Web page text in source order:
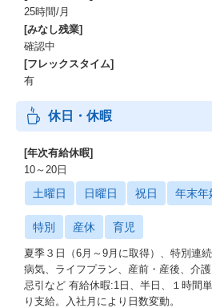
25時間/月
[みなし残業]
確認中
[フレックスタイム]
有
休日・休暇
[年次有給休暇]
10～20日
土曜日 日曜日 祝日 年末年
特別 産休 育児
夏季３日（6月～9月に取得）、特別連
病気、ライフプラン、産前・産後、介護
忌引など 有給休暇:1日、半日、１時間
り支給。入社月により日数変動。